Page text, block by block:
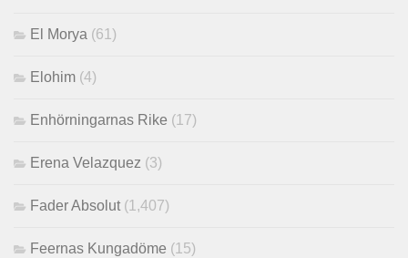
El Morya (61)
Elohim (4)
Enhörningarnas Rike (17)
Erena Velazquez (3)
Fader Absolut (1,407)
Feernas Kungadöme (15)